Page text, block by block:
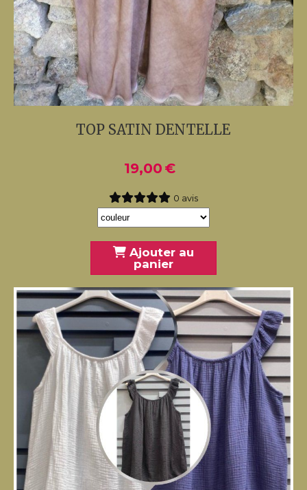
TOP SATIN DENTELLE
19,00 €
0 avis
Ajouter au
panier